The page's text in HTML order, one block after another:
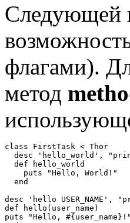
Следующей
флагами).
метод
class FirstTask < Thor
desc 'hello_world',
  def hello_world
    puts "Hello, World!"
  end
desc 'hello USER_NAME',
def hello(user_name)
puts "Hello, #{user_name}!"